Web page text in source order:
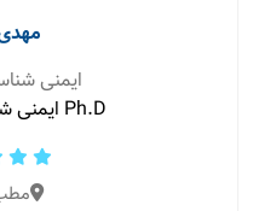
ایمنی
Ph.D ایمنی شناسی ، ایمونولوژی
مطب 1: